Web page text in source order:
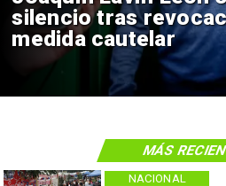
silencio tras
medida cautelar
NACIONAL
MÁS